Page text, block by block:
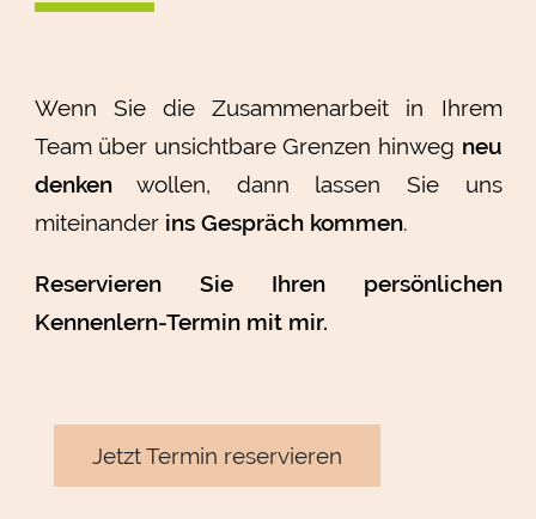
Wenn Sie die Zusammenarbeit in Ihrem
Team über unsichtbare Grenzen hinweg neu
denkenwollen, dann lassen Sie uns
miteinander ins Gespräch kommen.
Reservieren Sie Ihren persönlichen
Kennenlern-Termin mit mir.
Jetzt Termin reservieren